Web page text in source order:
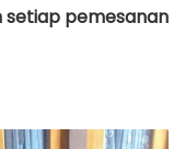
setiap pemesanan